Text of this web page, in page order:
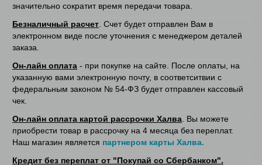
значительно сократит время передачи товара.
Безналичный расчет . Счет будет отправлен Вам в
электронном виде после уточнения с менеджером деталей
заказа.
Он-лайн оплата - при покупке на сайте. После оплаты, на
указанную вами электронную почту, в соответситвии с
федеральным законом № 54-ФЗ будет отправлен кассовый
чек.
Он-лайн оплата картой рассрочки Халва . Вы можете
приобрести товар в рассрочку на 4 месяца без переплат.
Наш магазин является партнером карты Халва.
Кредит без переплат от "Покупай со Сбербанком".